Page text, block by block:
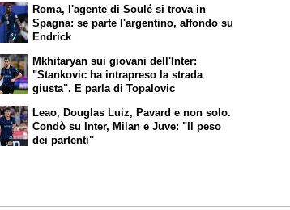
Roma, l'agente di Soulé si trova in
Spagna: se parte l'argentino, affondo su
Endrick
Mkhitaryan sui giovani dell'Inter:
"Stankovic ha intrapreso la strada
giusta". E parla di Topalovic
Leao, Douglas Luiz, Pavard e non solo.
Condò su Inter, Milan e Juve: "Il peso
dei partenti"